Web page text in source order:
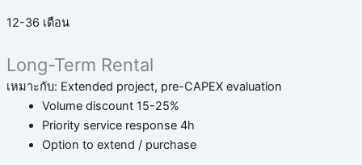
12-36 เดือน
Long-Term Rental
เหมาะกับ: Extended project, pre-CAPEX evaluation
Volume discount 15-25%
Priority service response 4h
Option to extend / purchase